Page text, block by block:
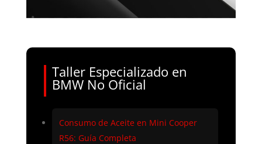
Taller Especializado en
BMW No Oficial
Consumo de Aceite en Mini Cooper
R56: Guía Completa